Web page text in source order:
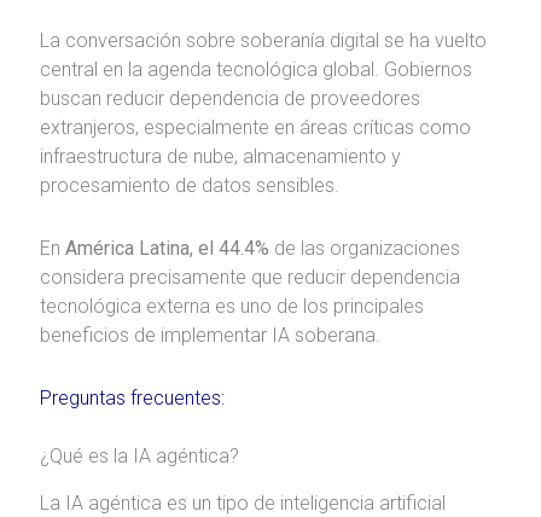
La conversación sobre soberanía digital se ha vuelto
central en la agenda tecnológica global. Gobiernos
buscan reducir dependencia de proveedores
extranjeros, especialmente en áreas críticas como
infraestructura de nube, almacenamiento y
procesamiento de datos sensibles.
En América Latina, el 44.4% de las organizaciones
considera precisamente que reducir dependencia
tecnológica externa es uno de los principales
beneficios de implementar IA soberana.
Preguntas frecuentes:
¿Qué es la IA agéntica?
La IA agéntica es un tipo de inteligencia artificial